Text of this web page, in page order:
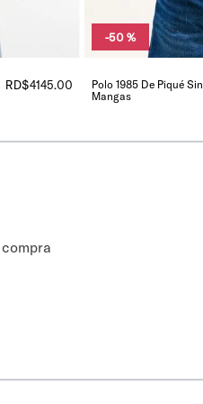
RD$4145.00
-50 %
Polo 1985 De Piqué Sin
Mangas